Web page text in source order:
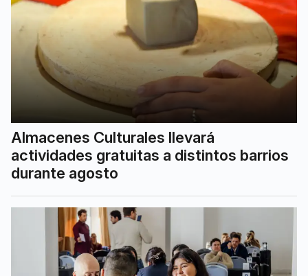
Almacenes Culturales llevará
actividades gratuitas a distintos barrios
durante agosto